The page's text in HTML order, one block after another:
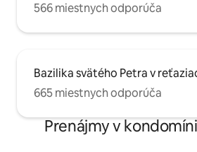
566 miestnych odporúča
Bazilika svätého Petra v
665 miestnych odporúča
Prenájmy v